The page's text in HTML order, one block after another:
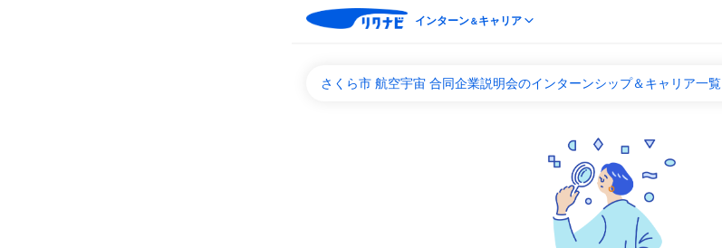
インターン＆キャリア
さくら市 航空宇宙 合同企業説明会のインターンシップ＆キャリア一覧